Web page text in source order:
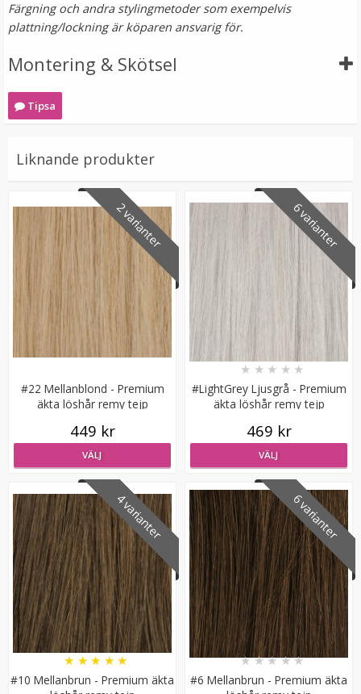
Mizzy Tangler brush - Zebramönster vit
★ ★★
99 kr
LÄGG I VARUKORG
Microringar ca: 200st - Svarta
★★★ ★★
99 kr
LÄGG I VARUKORG
Färgning och andra stylingmetoder som exempelvis
plattning/lockning är köparen ansvarig för.
Montering & Skötsel
Tipsa
Liknande produkter
2 varianter
#22 Mellanblond - Premium
äkta löshår remy tejp
449 kr
VÄLJ
6 varianter
#LightGrey Ljusgrå - Premium
äkta löshår remy tejp
★ ★ ★ ★ ★
469 kr
VÄLJ
4 varianter
#10 Mellanbrun - Premium äkta
★ ★ ★ ★ ★
6 varianter
#6 Mellanbrun - Premium äkta
★★★★★